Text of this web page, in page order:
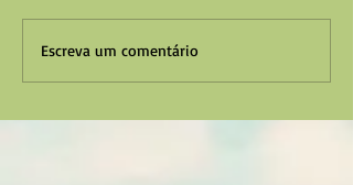
Escreva um comentário